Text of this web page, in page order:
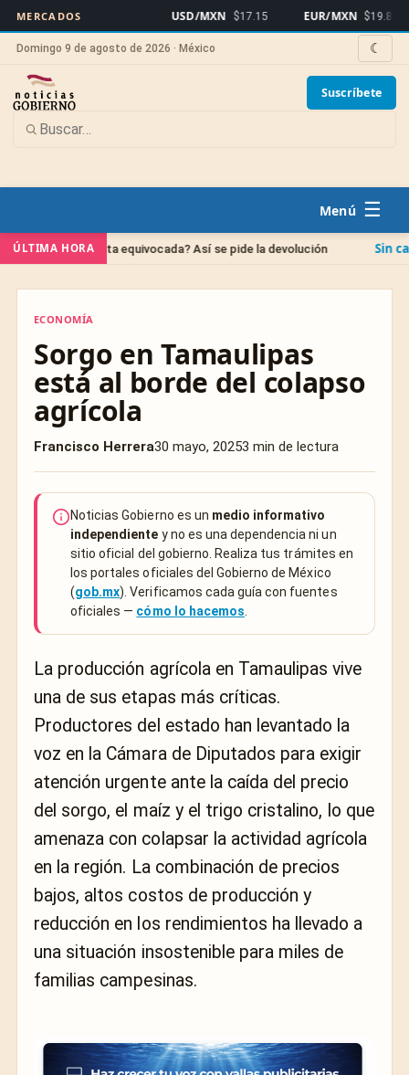
MERCADOS USD/MXN $17.15 EUR/MXN $19.81
Domingo 9 de agosto de 2026 · México ☾
Suscríbete
☰
ÚLTIMA HORA
equivocada? Así se pide la devolución Sin categoría
ECONOMÍA
Sorgo en Tamaulipas
está al borde del colapso
agrícola
Francisco Herrera30 mayo, 20253 min de lectura
Noticias Gobierno es un medio informativo
independiente y no es una dependencia ni un
sitio oficial del gobierno. Realiza tus trámites en
los portales oficiales del Gobierno de México
(gob.mx). Verificamos cada guía con fuentes
oficiales — cómo lo hacemos
La producción agrícola en Tamaulipas vive
una de sus etapas más críticas.
Productores del estado han levantado la
voz en la Cámara de Diputados para exigir
atención urgente ante la caída del precio
del sorgo, el maíz y el trigo cristalino, lo que
amenaza con colapsar la actividad agrícola
en la región. La combinación de precios
bajos, altos costos de producción y
reducción en los rendimientos ha llevado a
una situación insostenible para miles de
familias campesinas.